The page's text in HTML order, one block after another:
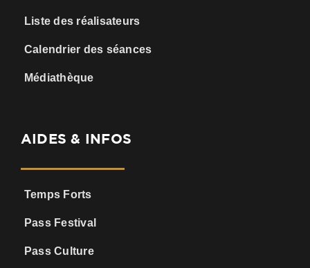
Liste des réalisateurs
Calendrier des séances
Médiathèque
AIDES & INFOS
Temps Forts
Pass Festival
Pass Culture